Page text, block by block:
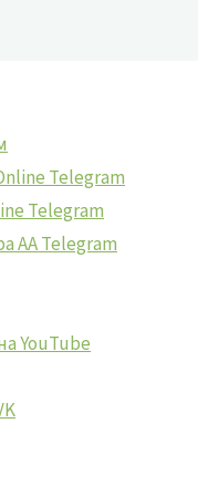
Telegram
Telegram
АА Telegram
YouTube